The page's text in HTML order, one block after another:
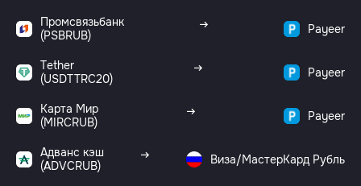
Промсвязьбанк
(PSBRUB)
Payeer
Tether
(USDTTRC20)
Payeer
Карта Мир
(MIRCRUB)
Payeer
Адванс кэш
(ADVCRUB)
Виза/МастерКард Рубль